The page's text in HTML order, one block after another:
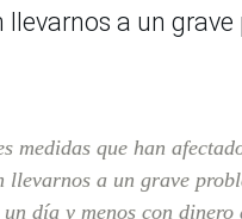
llevarnos a un
medidas que han
llevarnos a un grave
día y menos con